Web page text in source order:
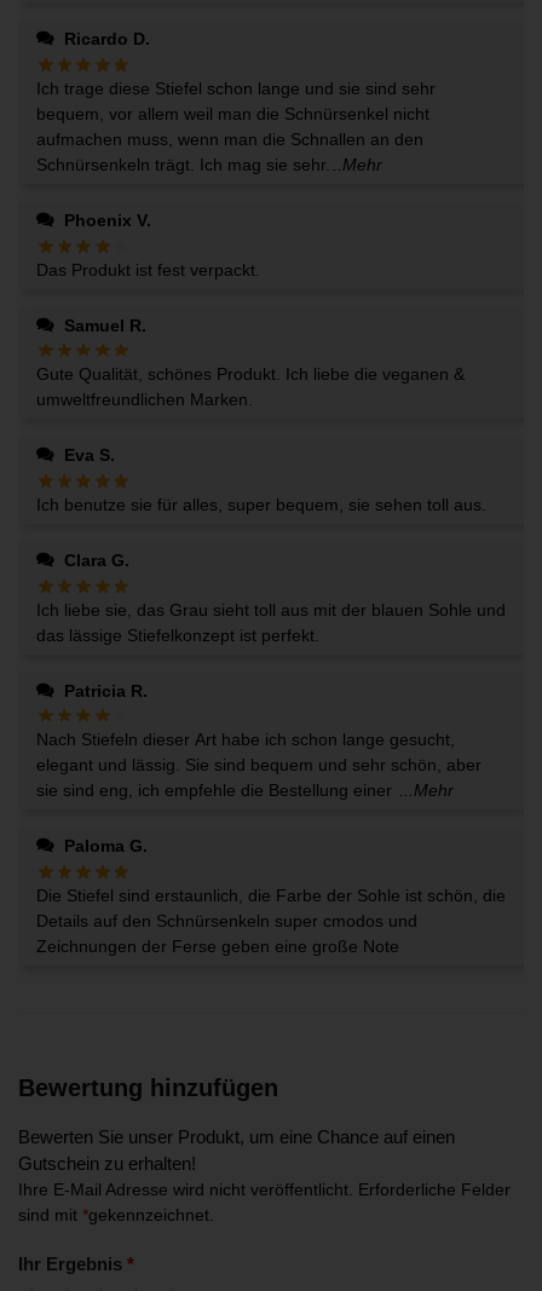
Ricardo D.
Ich trage diese Stiefel schon lange und sie sind sehr
bequem, vor allem weil man die Schnürsenkel nicht
aufmachen muss, wenn man die Schnallen an den
Schnürsenkeln trägt. Ich mag sie sehr.
..Mehr
Phoenix V.
Das Produkt ist fest verpackt.
Samuel R.
Gute Qualität, schönes Produkt. Ich liebe die veganen &
umweltfreundlichen Marken.
Eva S.
Ich benutze sie für alles, super bequem, sie sehen toll aus.
Clara G.
Ich liebe sie, das Grau sieht toll aus mit der blauen Sohle und
das lässige Stiefelkonzept ist perfekt.
Patricia R.
Nach Stiefeln dieser Art habe ich schon lange gesucht,
elegant und lässig. Sie sind bequem und sehr schön, aber
sie sind eng, ich empfehle die Bestellung einer
...Mehr
Paloma G.
Die Stiefel sind erstaunlich, die Farbe der Sohle ist schön, die
Details auf den Schnürsenkeln super cmodos und
Zeichnungen der Ferse geben eine große Note
Bewertung hinzufügen
Bewerten Sie unser Produkt, um eine Chance auf einen
Gutschein zu erhalten!
Ihre E-Mail Adresse wird nicht veröffentlicht. Erforderliche Felder
sind mit *gekennzeichnet.
Ihr Ergebnis *